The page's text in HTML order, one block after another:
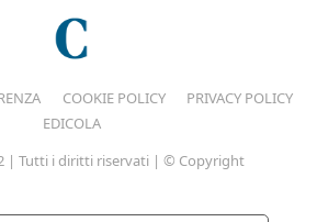
COOKIE POLICY
PRIVACY POLICY
EDICOLA
| Tutti i diritti riservati | © Copyright